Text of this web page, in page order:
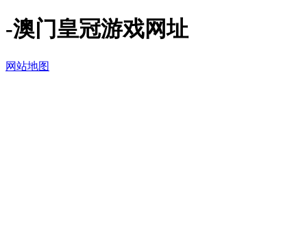
-澳门皇冠游戏网址
网站地图